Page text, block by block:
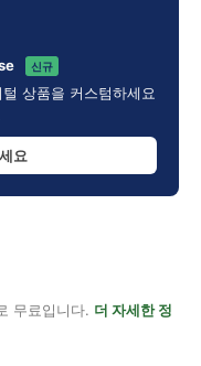
신규
상품을 커스텀하세요
요
무료입니다. 더 자세한 정